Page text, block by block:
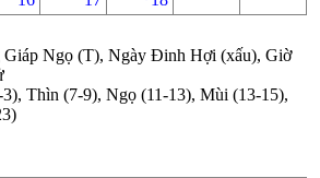
Giáp Ngọ (T), Ngày Đinh Hợi (xấu), Giờ
3), Thìn (7-9), Ngọ (11-13), Mùi (13-15),